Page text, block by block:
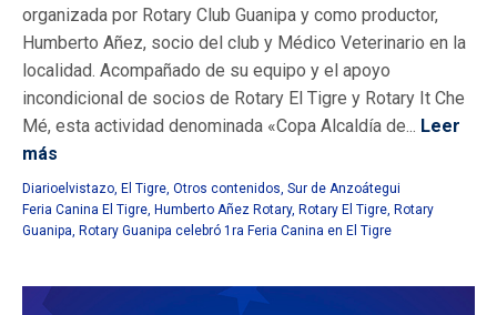
organizada por Rotary Club Guanipa y como productor,
Humberto Añez, socio del club y Médico Veterinario en la
localidad. Acompañado de su equipo y el apoyo
incondicional de socios de Rotary El Tigre y Rotary It Che
Mé, esta actividad denominada «Copa Alcaldía de... Leer
más
Diarioelvistazo, El Tigre, Otros contenidos, Sur de Anzoátegui
Feria Canina El Tigre, Humberto Añez Rotary, Rotary El Tigre, Rotary
Guanipa, Rotary Guanipa celebró 1ra Feria Canina en El Tigre